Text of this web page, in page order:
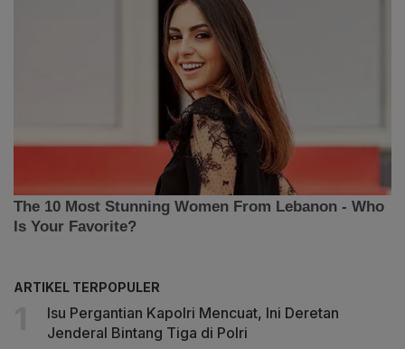
ARTIKEL TERPOPULER
Isu Pergantian Kapolri Mencuat, Ini Deretan
Jenderal Bintang Tiga di Polri